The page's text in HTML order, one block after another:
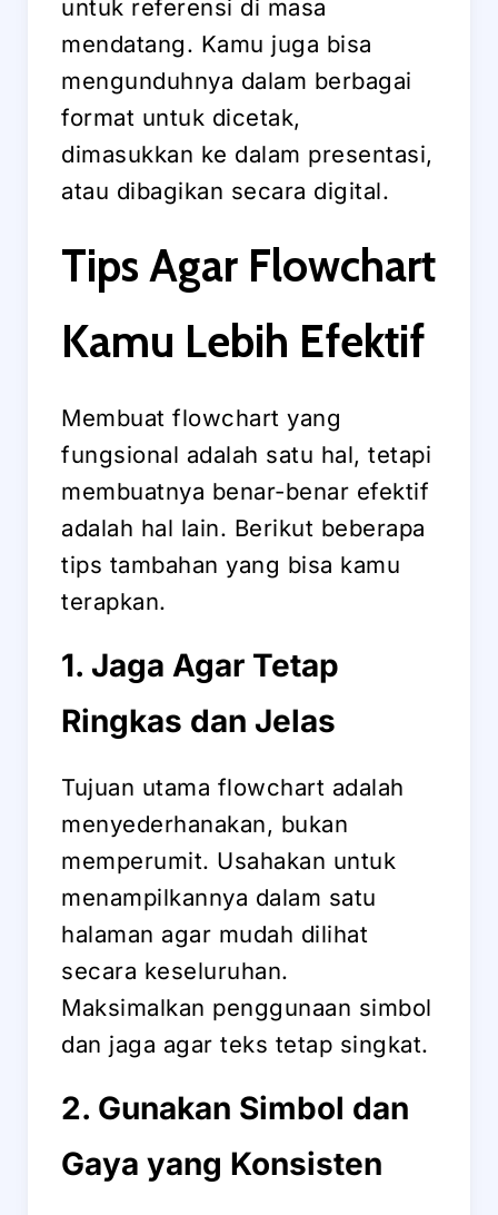
untuk referensi di masa
mendatang. Kamu juga bisa
mengunduhnya dalam berbagai
format untuk dicetak,
dimasukkan ke dalam presentasi,
atau dibagikan secara digital.
Tips Agar Flowchart
Kamu Lebih Efektif
Membuat flowchart yang
fungsional adalah satu hal, tetapi
membuatnya benar-benar efektif
adalah hal lain. Berikut beberapa
tips tambahan yang bisa kamu
terapkan.
1. Jaga Agar Tetap
Ringkas dan Jelas
Tujuan utama flowchart adalah
menyederhanakan, bukan
memperumit. Usahakan untuk
menampilkannya dalam satu
halaman agar mudah dilihat
secara keseluruhan.
Maksimalkan penggunaan simbol
dan jaga agar teks tetap singkat.
2. Gunakan Simbol dan
Gaya yang Konsisten